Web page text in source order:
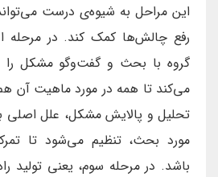
این مراحل به شیوه‌ی درست
رفع چالش‌ها کمک کند. در مرحله
گروه با بحث و گفت‌وگو مشکل را
می‌کند تا همه در مورد ماهیت آن
تحلیل و پالایش مشکل، علل
مورد بحث، تنظیم می‌شود تا
باشد. در مرحله سوم، یعنی تولید